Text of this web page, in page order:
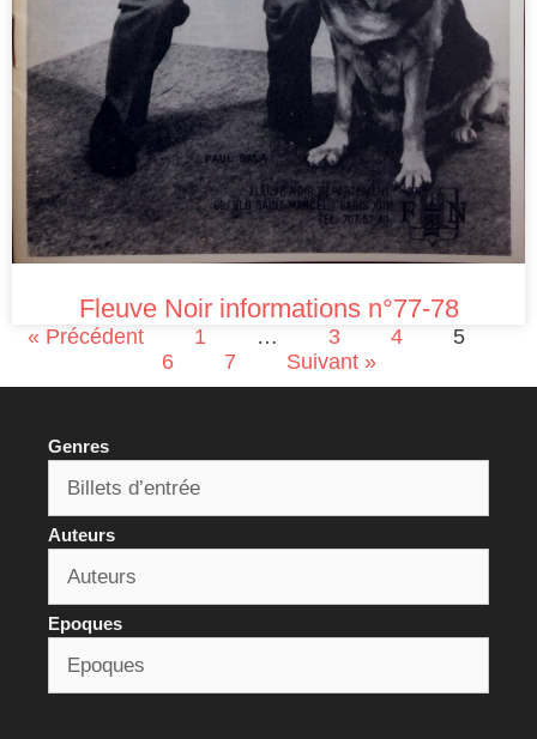
Fleuve Noir informations n°77-78
« Précédent 1 … 3 4
5
6
7 Suivant »
Genres
Auteurs
Epoques